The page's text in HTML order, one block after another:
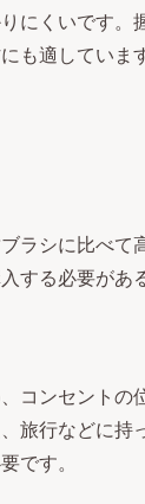
にくいです。
も適していま
ラシに比べて
する必要があ
コンセントの
旅行などに持
です。